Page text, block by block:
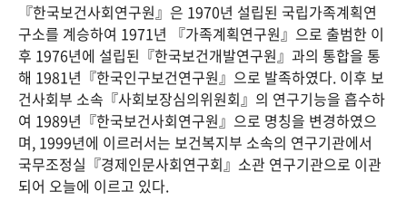
연구 역사
정책과 연구 키워드로 보는 연구 역사
연구자들
간행물 변천사
기록물 아카이브
사진 아카이브 문서 기록물 행정박물 영상 기록물
『한국보건사회연구원』은 1970년 설립된 국립가족계획연
구소를 계승하여 1971년 『가족계획연구원』으로 출범한 이
후 1976년에 설립된『한국보건개발연구원』과의 통합을 통
해 1981년『한국인구보건연구원』으로 발족하였다. 이후 보
건사회부 소속『사회보장심의위원회』의 연구기능을 흡수하
여 1989년『한국보건사회연구원』으로 명칭을 변경하였으
며, 1999년에 이르러서는 보건복지부 소속의 연구기관에서
국무조정실『경제인문사회연구회』소관 연구기관으로 이관
되어 오늘에 이르고 있다.